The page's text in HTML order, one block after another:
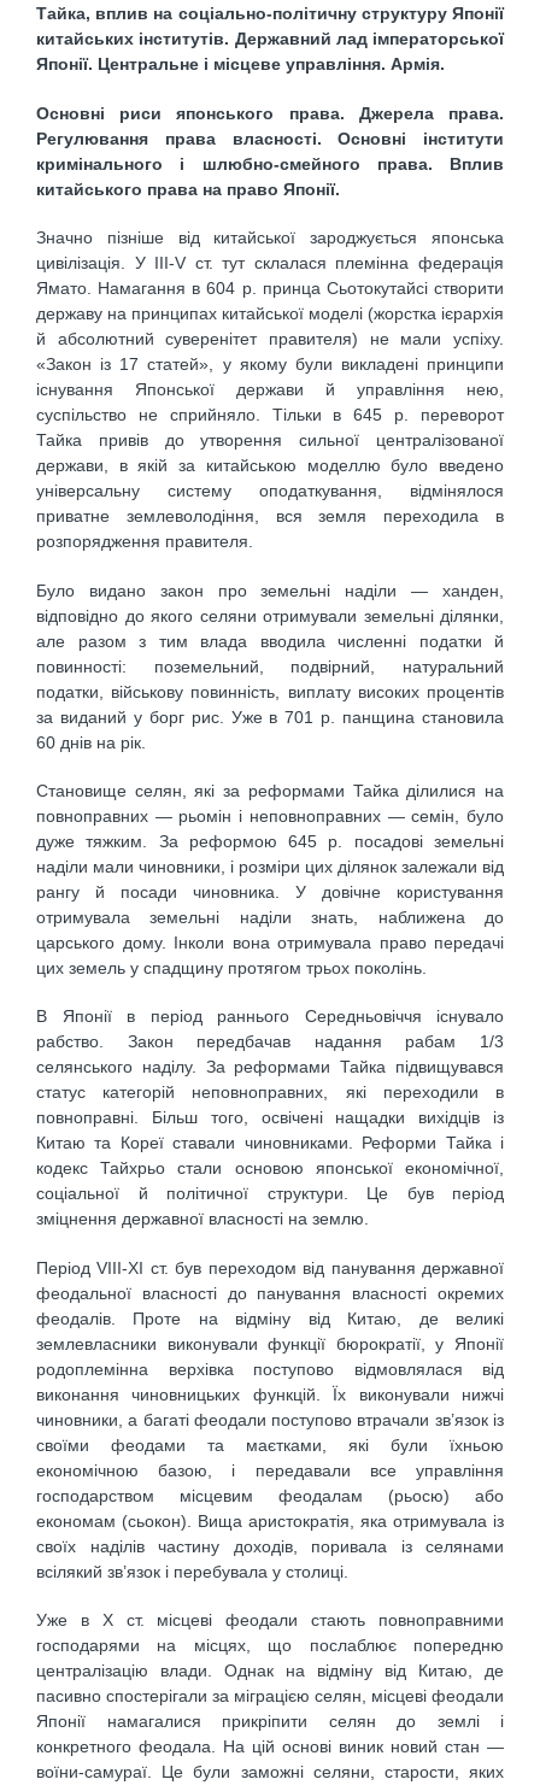
Тайка, вплив на соціально-політичну структуру Японії
китайських інститутів. Державний лад імператорської
Японії. Центральне і місцеве управління. Армія.
Основні риси японського права. Джерела права.
Регулювання права власності. Основні інститути
кримінального і шлюбно-смейного права. Вплив
китайського права на право Японії.
Значно пізніше від китайської зароджується японська
цивілізація. У III-V ст. тут склалася племінна федерація
Ямато. Намагання в 604 р. принца Сьотокутайсі створити
державу на принципах китайської моделі (жорстка ієрархія
й абсолютний суверенітет правителя) не мали успіху.
«Закон із 17 статей», у якому були викладені принципи
існування Японської держави й управління нею,
суспільство не сприйняло. Тільки в 645 р. переворот
Тайка привів до утворення сильної централізованої
держави, в якій за китайською моделлю було введено
універсальну систему оподаткування, відмінялося
приватне землеволодіння, вся земля переходила в
розпорядження правителя.
Було видано закон про земельні наділи — ханден,
відповідно до якого селяни отримували земельні ділянки,
але разом з тим влада вводила численні податки й
повинності: поземельний, подвірний, натуральний
податки, військову повинність, виплату високих процентів
за виданий у борг рис. Уже в 701 р. панщина становила
60 днів на рік.
Становище селян, які за реформами Тайка ділилися на
повноправних — рьомін і неповноправних — семін, було
дуже тяжким. За реформою 645 р. посадові земельні
наділи мали чиновники, і розміри цих ділянок залежали від
рангу й посади чиновника. У довічне користування
отримувала земельні наділи знать, наближена до
царського дому. Інколи вона отримувала право передачі
цих земель у спадщину протягом трьох поколінь.
В Японії в період раннього Середньовіччя існувало
рабство. Закон передбачав надання рабам 1/3
селянського наділу. За реформами Тайка підвищувався
статус категорій неповноправних, які переходили в
повноправні. Більш того, освічені нащадки вихідців із
Китаю та Кореї ставали чиновниками. Реформи Тайка і
кодекс Тайхрьо стали основою японської економічної,
соціальної й політичної структури. Це був період
зміцнення державної власності на землю.
Період VIII-XI ст. був переходом від панування державної
феодальної власності до панування власності окремих
феодалів. Проте на відміну від Китаю, де великі
землевласники виконували функції бюрократії, у Японії
родоплемінна верхівка поступово відмовлялася від
виконання чиновницьких функцій. Їх виконували нижчі
чиновники, а багаті феодали поступово втрачали зв’язок із
своїми феодами та маєтками, які були їхньою
економічною базою, і передавали все управління
господарством місцевим феодалам (рьосю) або
економам (сьокон). Вища аристократія, яка отримувала із
своїх наділів частину доходів, поривала із селянами
всілякий зв’язок і перебувала у столиці.
Уже в X ст. місцеві феодали стають повноправними
господарями на місцях, що послаблює попередню
централізацію влади. Однак на відміну від Китаю, де
пасивно спостерігали за міграцією селян, місцеві феодали
Японії намагалися прикріпити селян до землі і
конкретного феодала. На цій основі виник новий стан —
воїни-самураї. Це були заможні селяни, старости, яких